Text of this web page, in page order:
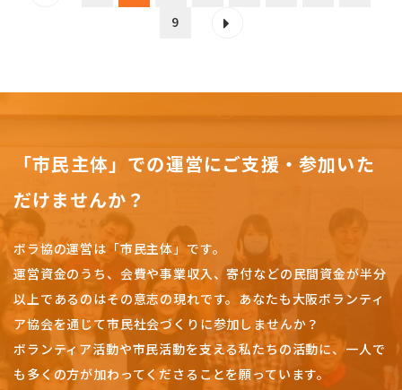
9
「市民主体」での運営にご支援・参加いた
だけませんか？
ボラ協の運営は「市民主体」です。
運営資金のうち、会費や事業収入、寄付などの民間資金が半分
以上であるのはその意志の現れです。 あなたも大阪ボランティ
ア協会を通じて市民社会づくりに参加しませんか？
ボランティア活動や市民活動を支える私たちの活動に、一人で
も多くの方が加わってくださることを願っています。